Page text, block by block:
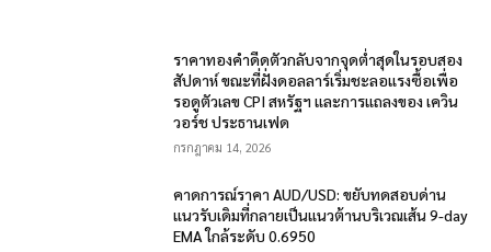
ราคาทองคำดีดตัวกลับจากจุดต่ำสุดในรอบสอง
สัปดาห์ ขณะที่ฝั่งดอลลาร์เริ่มชะลอแรงซื้อเพื่อ
รอดูตัวเลข CPI สหรัฐฯ และการแถลงของ เควิน
วอร์ช ประธานเฟด
กรกฎาคม 14, 2026
คาดการณ์ราคา AUD/USD: ขยับทดสอบด่าน
แนวรับเดิมที่กลายเป็นแนวต้านบริเวณเส้น 9-day
EMA ใกล้ระดับ 0.6950